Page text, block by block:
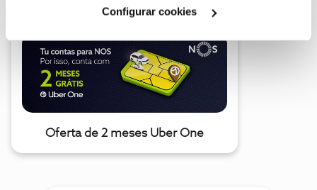
Configurar cookies
Oferta de 2 meses Uber One